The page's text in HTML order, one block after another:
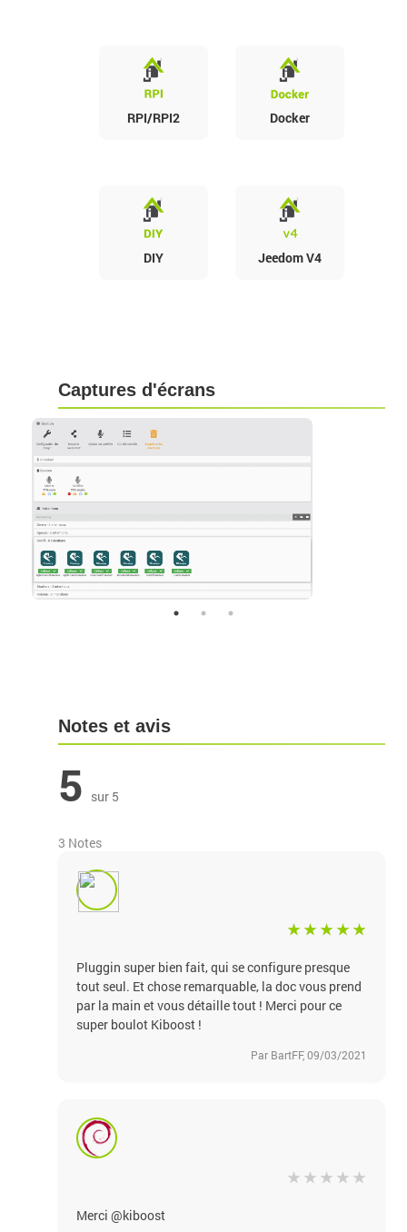
RPI/RPI2 Docker
DIY Jeedom V4
Captures d'écrans
Notes et avis
5 sur 5
3 Notes
Pluggin super bien fait, qui se configure presque
tout seul. Et chose remarquable, la doc vous prend
par la main et vous détaille tout ! Merci pour ce
super boulot Kiboost !
Par BartFF, 09/03/2021
Merci @kiboost